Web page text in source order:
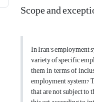
Scope and
In Iran's employment
variety of specific
them in terms of
employment system?
that are not subject to